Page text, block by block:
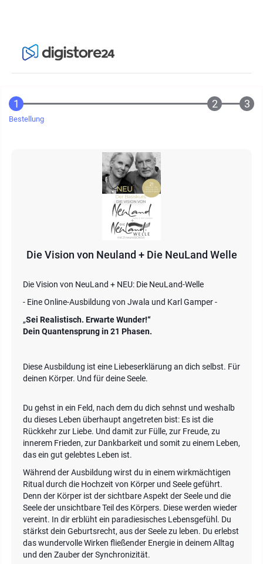
Bestellung
Die Vision von Neuland + Die NeuLand Welle
Die Vision von NeuLand + NEU: Die NeuLand-Welle
- Eine Online-Ausbildung von Jwala und Karl Gamper -
„Sei Realistisch. Erwarte Wunder!“
Dein Quantensprung in 21 Phasen.
Diese Ausbildung ist eine Liebeserklärung an dich selbst. Für
deinen Körper. Und für deine Seele.
Du gehst in ein Feld, nach dem du dich sehnst und weshalb
du dieses Leben überhaupt angetreten bist: Es ist die
Rückkehr zur Liebe. Und damit zur Fülle, zur Freude, zu
innerem Frieden, zur Dankbarkeit und somit zu einem Leben,
das ein gut gelebtes Leben ist.
Während der Ausbildung wirst du in einem wirkmächtigen
Ritual durch die Hochzeit von Körper und Seele geführt.
Denn der Körper ist der sichtbare Aspekt der Seele und die
Seele der unsichtbare Teil des Körpers. Diese werden wieder
vereint. In dir erblüht ein paradiesisches Lebensgefühl. Du
stärkst dein Geburtsrecht, aus der Seele zu leben. Du erlebst
das wundervolle Wirken fließender Energie in deinem Alltag
und den Zauber der Synchronizität.